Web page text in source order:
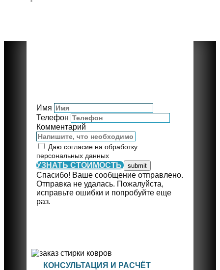
Имя
Телефон
Комментарий
Даю согласие на обработку
персональных данных
УЗНАТЬ СТОИМОСТЬ
Спасибо! Ваше сообщение отправлено.
Отправка не удалась. Пожалуйста,
исправьте ошибки и попробуйте еще
раз.
КОНСУЛЬТАЦИЯ И РАСЧЁТ